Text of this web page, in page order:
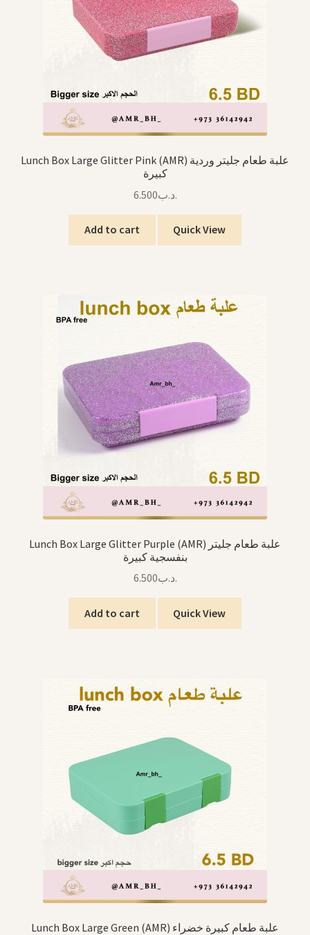
Lunch Box Large Glitter Pink (AMR) علبة طعام جليتر وردية
كبيرة
.د.ب6.500
Add to cart Quick View
Lunch Box Large Glitter Purple (AMR) علبة طعام جليتر
بنفسجية كبيرة
.د.ب6.500
Add to cart Quick View
Lunch Box Large Green (AMR) علبة طعام كبيرة خضراء